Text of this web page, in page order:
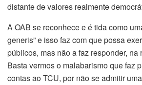
distante de valores realmente
A OAB se reconhece e é tida como
generis” e isso faz com que possa
públicos, mas não a faz responder, na
Basta vermos o malabarismo que faz
contas ao TCU, por não se admitir uma